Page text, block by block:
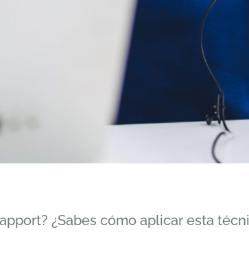
¿Sabes cómo aplicar esta